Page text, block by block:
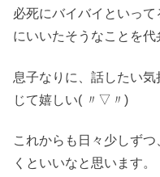
必死にバイバイといっ
にいいたそうなことを代
息子なりに、話したい
じて嬉しい( 〃▽〃)
これからも日々少しず
くといいなと思います。